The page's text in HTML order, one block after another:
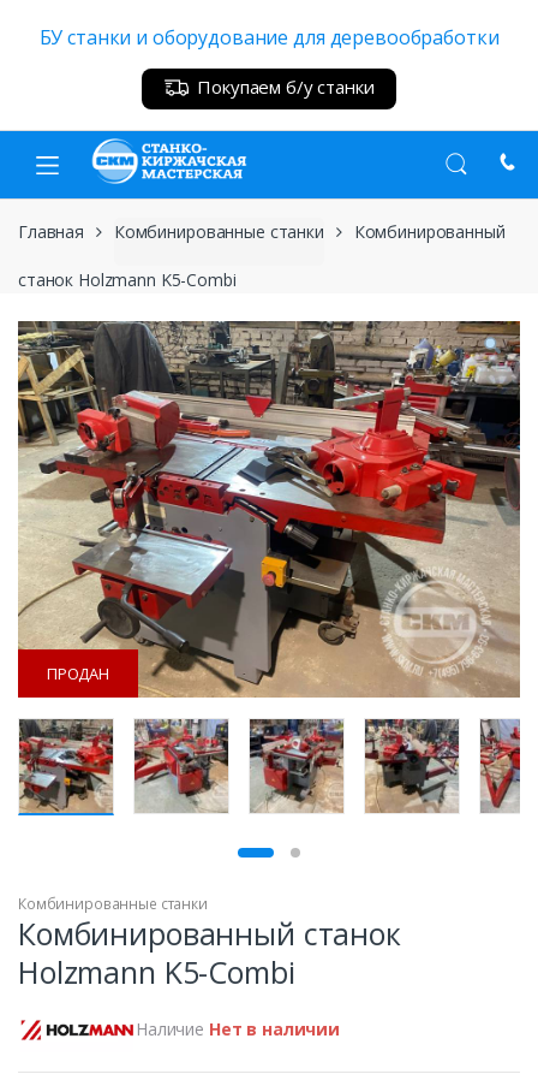
БУ станки и оборудование для деревообработки
Покупаем б/у станки
Главная Комбинированные станки Комбинированный
станок Holzmann K5-Combi
ПРОДАН
ПРОДАН
Комбинированные станки
Комбинированный станок
Holzmann K5-Combi
Наличие Нет в наличии